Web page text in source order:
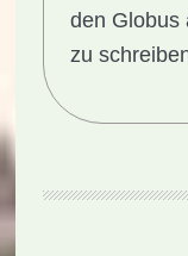
den Globus
zu